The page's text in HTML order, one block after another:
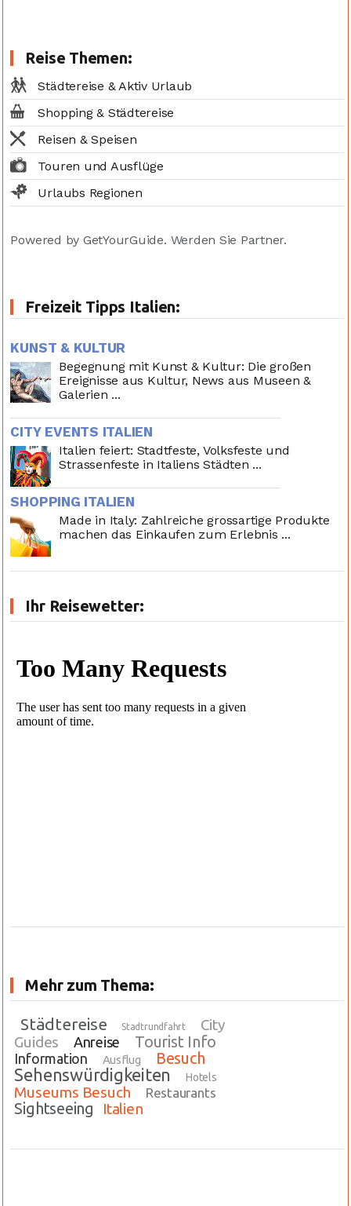
Reise Themen:
Städtereise & Aktiv Urlaub
Shopping & Städtereise
Reisen & Speisen
Touren und Ausflüge
Urlaubs Regionen
Powered by GetYourGuide. Werden Sie Partner.
Freizeit Tipps Italien:
KUNST & KULTUR
Begegnung mit Kunst & Kultur: Die großen
Ereignisse aus Kultur, News aus Museen &
Galerien ...
CITY EVENTS ITALIEN
Italien feiert: Stadtfeste, Volksfeste und
Strassenfeste in Italiens Städten ...
SHOPPING ITALIEN
Made in Italy: Zahlreiche grossartige Produkte
machen das Einkaufen zum Erlebnis ...
Ihr Reisewetter:
Mehr zum Thema:
Städtereise Stadtrundfahrt
City
Guides
Anreise Tourist Info
Information Ausflug Besuch
Sehenswürdigkeiten Hotels
Museums Besuch Restaurants
Sightseeing Italien